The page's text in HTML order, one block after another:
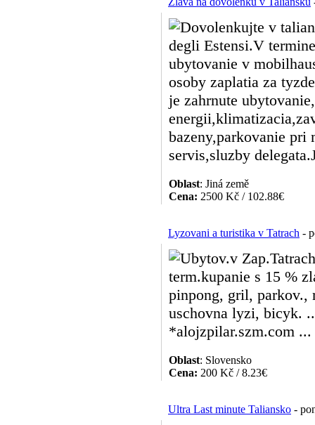
Dovolenkujte v
degli Estensi.V
ubytovanie v
osoby zaplatia za
je zahrnute
bazeny,parkovanie pri
servis,sluzby
Oblast: Jiná země
Cena: 2500 Kč / 102.88€
Lyzovani a turistika v Tatrach -
Ubytov.v
term.kupanie s 15 %
pinpong, gril, parkov.,
uschovna lyzi, bicyk.
*alojzpilar.szm.com ...
Oblast: Slovensko
Cena: 200 Kč / 8.23€
Ultra Last minute Taliansko -